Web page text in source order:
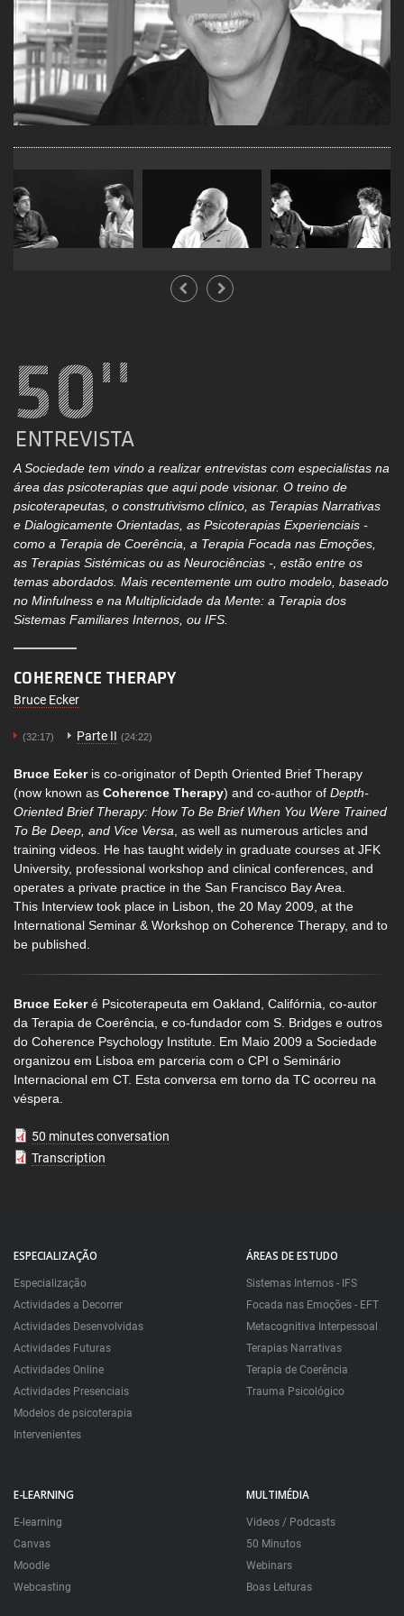
A Sociedade tem vindo a realizar entrevistas com especialistas na
área das psicoterapias que aqui pode visionar. O treino de
psicoterapeutas, o construtivismo clínico, as Terapias Narrativas
e Dialogicamente Orientadas, as Psicoterapias Experienciais -
como a Terapia de Coerência, a Terapia Focada nas Emoções,
as Terapias Sistémicas ou as Neurociências -, estão entre os
temas abordados. Mais recentemente um outro modelo, baseado
no Minfulness e na Multiplicidade da Mente: a Terapia dos
Sistemas Familiares Internos, ou IFS.
COHERENCE THERAPY
Bruce Ecker
(32:17) Parte II (24:22)
Bruce Eckeris co-originator of Depth Oriented Brief Therapy
(now known as Coherence Therapy) and co-author of Depth-
Oriented Brief Therapy: How To Be Brief When You Were Trained
To Be Deep, and Vice Versa , as well as numerous articles and
training videos. He has taught widely in graduate courses at JFK
University, professional workshop and clinical conferences, and
operates a private practice in the San Francisco Bay Area.
This Interview took place in Lisbon, the 20 May 2009, at the
International Seminar & Workshop on Coherence Therapy, and to
be published.
Bruce Eckeré Psicoterapeuta em Oakland, Califórnia, co-autor
da Terapia de Coerência, e co-fundador com S. Bridges e outros
do Coherence Psychology Institute. Em Maio 2009 a Sociedade
organizou em Lisboa em parceria com o CPI o Seminário
Internacional em CT. Esta conversa em torno da TC ocorreu na
véspera.
50 minutes conversation
Transcription
ESPECIALIZAÇÃO
Especialização
Actividades a Decorrer
Actividades Desenvolvidas
Actividades Futuras
Actividades Online
Actividades Presenciais
Modelos de psicoterapia
Intervenientes
ÁREAS DE ESTUDO
Sistemas Internos - IFS
Focada nas Emoções - EFT
Metacognitiva Interpessoal
Terapias Narrativas
Terapia de Coerência
Trauma Psicológico
E-LEARNING
E-learning
Canvas
Moodle
Webcasting
MULTIMÉDIA
Videos / Podcasts
50 Minutos
Webinars
Boas Leituras